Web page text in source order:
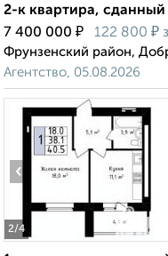
2-к квартира,
7 400 000 ₽ 122 800 ₽
Фрунзенский район,
Агентство, 05.08.2026
2/4
‹